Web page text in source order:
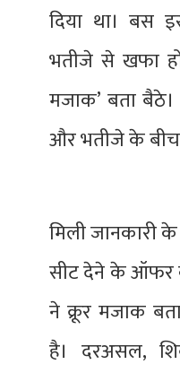
दिया था। बस
भतीजे से खफा
मजाक’ बता
और भतीजे के
मिली जानकारी
सीट देने के ऑफर
ने क्रूर मजाक
है। दरअसल,